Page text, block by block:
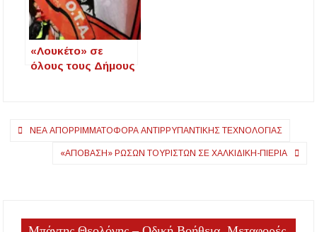
Η ΘΕΙΑ ΜΕΤΑΜΟΡΦΩΣΙΣ ΤΟΥ ΣΩΤΗΡΟΣ
ΗΜΩΝ ΙΗΣΟΥ ΧΡΙΣΤΟΥ ΣΤΟ
ΠΛΑΤΑΝΟΧΩΡΙ ΚΑΙ ΣΤΗ ΣΑΡΑΚΗΝΑ
ορίων το νερό στη Σίβηρη – Τέλος η
«Λουκέτο» σε
όλους τους Δήμους
Πλοήγηση
άρθρων
ΝΈΑ ΑΠΟΡΡΙΜΜΑΤΟΦΌΡΑ ΑΝΤΙΡΡΥΠΑΝΤΙΚΉΣ ΤΕΧΝΟΛΟΓΊΑΣ
«ΑΠΌΒΑΣΗ» ΡΏΣΩΝ ΤΟΥΡΙΣΤΏΝ ΣΕ ΧΑΛΚΙΔΙΚΉ-ΠΙΕΡΊΑ